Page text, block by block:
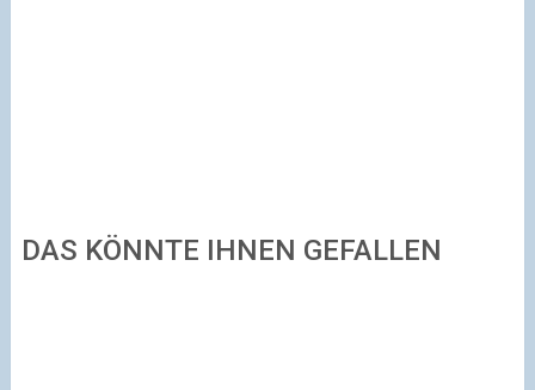
DAS KÖNNTE IHNEN GEFALLEN